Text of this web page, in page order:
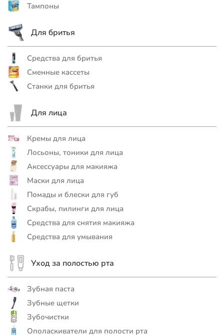
Тампоны
Для бритья
Средства для бритья
Сменные кассеты
Станки для бритья
Для лица
Кремы для лица
Лосьоны, тоники для лица
Аксессуары для макияжа
Маски для лица
Помады и блески для губ
Скрабы, пилинги для лица
Средства для снятия макияжа
Средства для умывания
Уход за полостью рта
Зубная паста
Зубные щетки
Зубочистки
Ополаскиватели для полости рта